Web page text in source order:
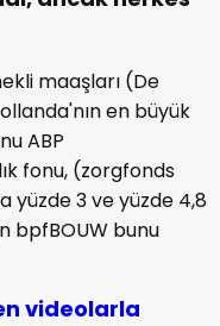
maaşları (De
en büyük
ABP
fonu, (zorgfonds
yüzde 3 ve yüzde 4,8
bpfBOUW bunu
videolarla